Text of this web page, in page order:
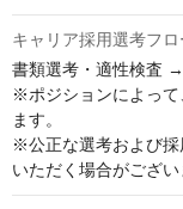
キャリア採用選考フロ
書類選考・適性検査
※ポジションによって
ます。
※公正な選考および採
いただく場合がござい